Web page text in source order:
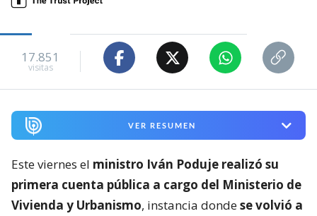
17.851
visitas
VER RESUMEN
Este viernes el ministro Iván Poduje realizó su
primera cuenta pública a cargo del Ministerio de
Vivienda y Urbanismo, instancia dondese volvió a